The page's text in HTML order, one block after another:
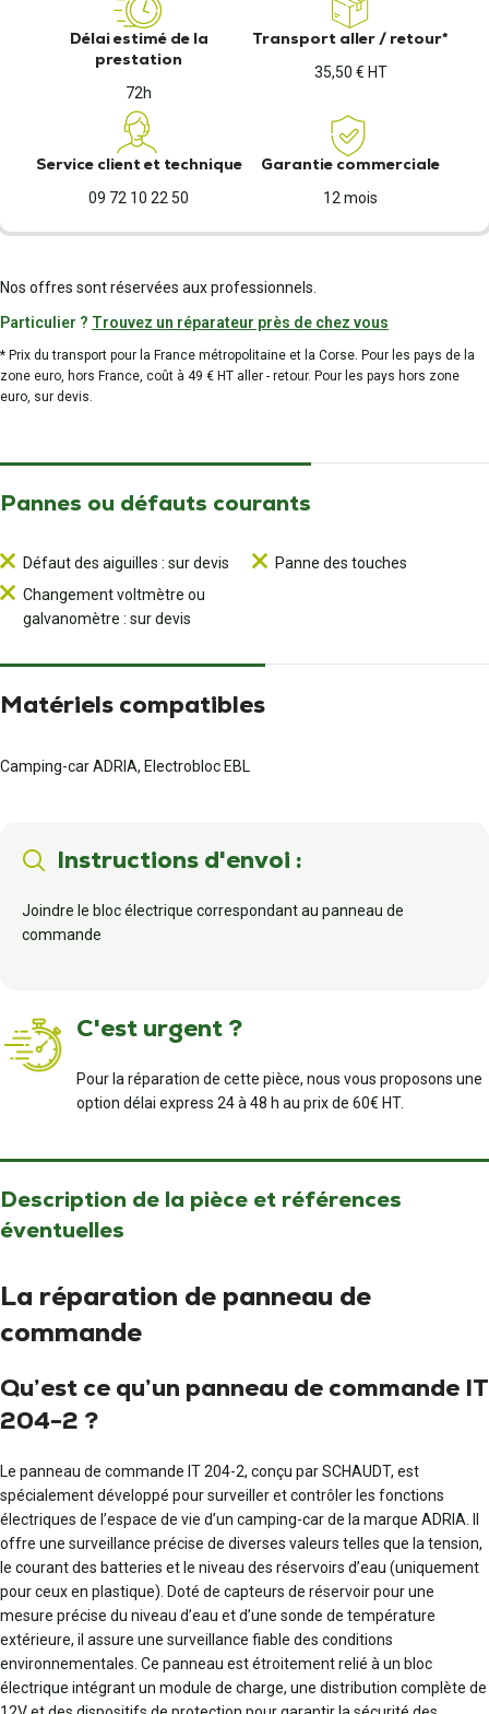
Délai estimé de la
prestation
72h
Transport aller / retour*
35,50 € HT
Service client et technique
09 72 10 22 50
Garantie commerciale
12 mois
Nos offres sont réservées aux professionnels.
Particulier ? Trouvez un réparateur près de chez vous
* Prix du transport pour la France métropolitaine et la Corse. Pour les pays de la
zone euro, hors France, coût à 49 € HT aller - retour. Pour les pays hors zone
euro, sur devis.
Pannes ou défauts courants
Défaut des aiguilles : sur devis
Changement voltmètre ou
galvanomètre : sur devis
Panne des touches
Matériels compatibles
Camping-car ADRIA, Electrobloc EBL
Instructions d'envoi :
Joindre le bloc électrique correspondant au panneau de
commande
C'est urgent ?
Pour la réparation de cette pièce, nous vous proposons une
option délai express 24 à 48 h au prix de 60€ HT.
Description de la pièce et références
éventuelles
La réparation de panneau de
commande
Qu’est ce qu’un panneau de commande IT
204-2 ?
Le panneau de commande IT 204-2, conçu par SCHAUDT, est
spécialement développé pour surveiller et contrôler les fonctions
électriques de l’espace de vie d’un camping-car de la marque ADRIA. Il
offre une surveillance précise de diverses valeurs telles que la tension,
le courant des batteries et le niveau des réservoirs d’eau (uniquement
pour ceux en plastique). Doté de capteurs de réservoir pour une
mesure précise du niveau d’eau et d’une sonde de température
extérieure, il assure une surveillance fiable des conditions
environnementales. Ce panneau est étroitement relié à un bloc
électrique intégrant un module de charge, une distribution complète de